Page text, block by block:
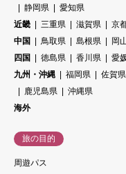
静岡県
愛知県
近畿
三重県 滋賀県 京
中国
鳥取県 島根県 岡
四国
徳島県 香川県 愛
九州・沖縄
福岡県 佐賀県
鹿児島県
沖縄県
海外
旅の目的
周遊パス